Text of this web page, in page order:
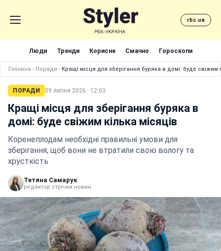
rbc.ua
Люди Тренди Корисне Смачно Гороскопи
Головна › Поради › Кращі місця для зберігання буряка в домі: буде свіжим
ПОРАДИ 09 липня 2026 · 12:03
Кращі місця для зберігання буряка в
домі: буде свіжим кілька місяців
Коренеплодам необхідні правильні умови для
зберігання, щоб вони не втратили свою вологу та
хрусткість
Тетяна Самарук
редактор стрічки новин